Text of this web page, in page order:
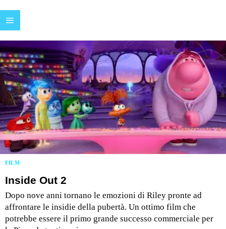
FILM
Inside Out 2
Dopo nove anni tornano le emozioni di Riley pronte ad
affrontare le insidie della pubertà. Un ottimo film che
potrebbe essere il primo grande successo commerciale per